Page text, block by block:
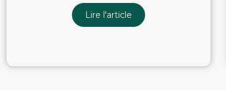
Lire l'article